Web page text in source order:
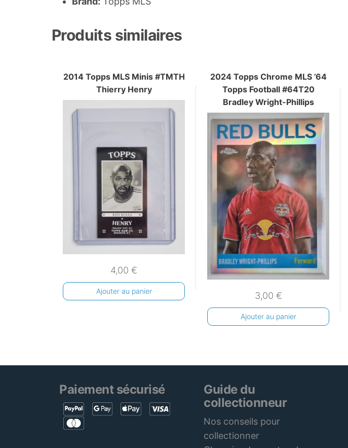
Produits similaires
2014 Topps MLS Minis #TMTH
Thierry Henry
4,00 €
Ajouter au panier
2024 Topps Chrome MLS ’64
Topps Football #64T20
Bradley Wright-Phillips
3,00 €
Ajouter au panier
Paiement sécurisé
Guide du
collectionneur
Nos conseils pour
collectionner